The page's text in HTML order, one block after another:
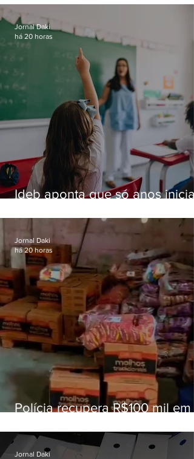
residências de luxo no Rio
Ideb aponta que só anos
educação
Jornal Daki
há 20 horas
Polícia recupera R$100 mil em
Fluminense
Jornal Daki
há 20 horas
Jornal Daki